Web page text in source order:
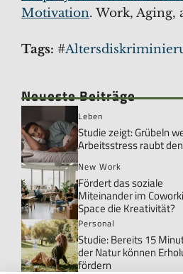
Motivation. Work, Aging,
Tags: #
Neueste Beiträge
Leben
Studie zeigt: Grübeln
Arbeitsstress raubt
New Work
Fördert das soziale
Miteinander im
Space die Kreativität?
Personal
Studie: Bereits 15
der Natur können
fördern